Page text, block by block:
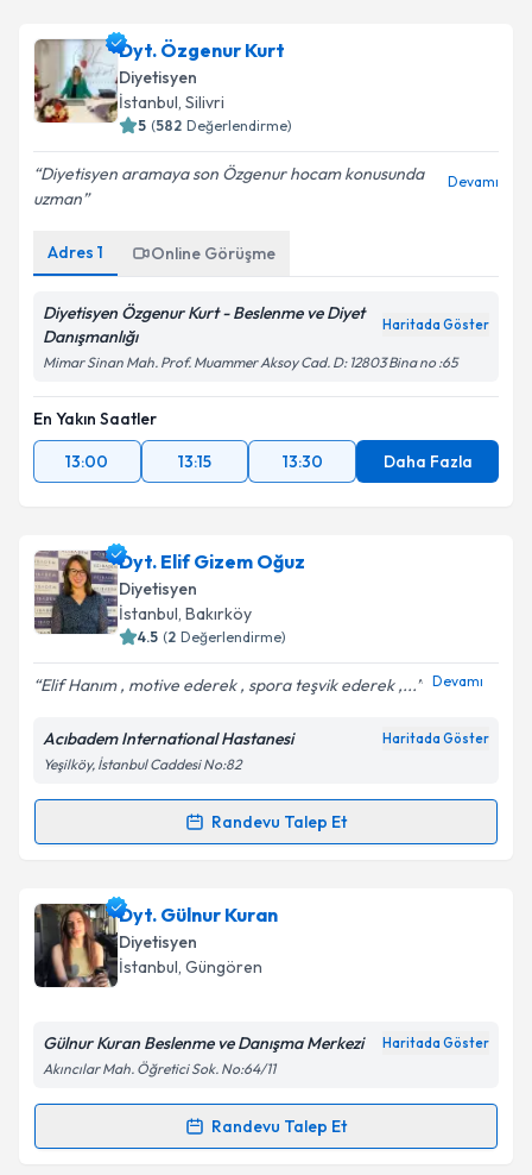
Dyt. Banu SAMURiçin randevu takvimi talebi
oluşturun. Size bu uzmandan randevu almanız için bir
takvim hazırlandığında e-posta ile bilgilendireceğiz.
Kişisel verilerimin işlenmesine ilişkin
Metni'ni okudum ve kişisel verilerimin belirtilen
kapsamda işlenmesini kabul ediyorum.
Dyt. Özgenur Kurt
Diyetisyen
İstanbul, Silivri
5 (582 Değerlendirme)
Diyetisyen aramaya son Özgenur hocam konusunda
uzman
Devamı
Adres 1 Online Görüşme
Diyetisyen Özgenur Kurt - Beslenme ve Diyet
Danışmanlığı
Haritada Göster
Mimar Sinan Mah. Prof. Muammer Aksoy Cad. D: 12803 Bina no :65
En Yakın Saatler
13:00
13:15 13:30 Daha Fazla
Dyt. Elif Gizem Oğuz
Diyetisyen
İstanbul, Bakırköy
4.5 (2 Değerlendirme)
Elif Hanım , motive ederek , spora teşvik ederek ,... Devamı
Acıbadem International Hastanesi Haritada Göster
Yeşilköy, İstanbul Caddesi No:82
Randevu Talep Et
Randevu Takvimi Talebi
Dyt. Elif Gizem Oğuziçin randevu takvimi talebi
oluşturun. Size bu uzmandan randevu almanız için bir
takvim hazırlandığında e-posta ile bilgilendireceğiz.
Kişisel verilerimin işlenmesine ilişkin
Metni'ni okudum ve kişisel verilerimin belirtilen
Dyt. Gülnur Kuran
Diyetisyen
İstanbul, Güngören
Gülnur Kuran Beslenme ve Danışma Merkezi Haritada Göster
Akıncılar Mah. Öğretici Sok. No:64/11
Randevu Talep Et
Randevu Takvimi Talebi